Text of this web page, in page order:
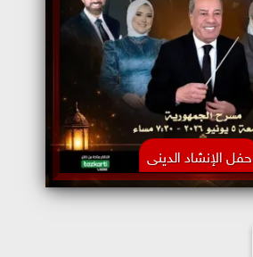
حفل الإنشاد الدينى